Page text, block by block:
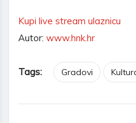
Kupi live stream ulaznicu
Autor: www.hnk.hr
Tags: Gradovi